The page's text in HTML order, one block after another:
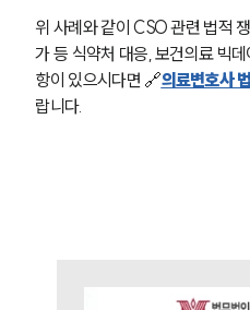
위 사례와 같이 CSO 관련 법적
가 등 식약처 대응, 보건의료 빅
항이 있으시다면 🔗의료변호사
랍니다.